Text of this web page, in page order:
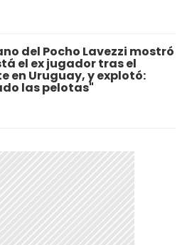
del Pocho Lavezzi mostró
el ex jugador tras el
en Uruguay, y explotó:
las pelotas"